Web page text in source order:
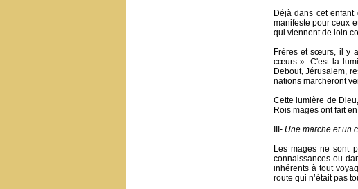
Déjà dans cet
manifeste pour ceux
qui viennent de loin
Frères et sœurs, il y
cœurs ». C'est la
Debout, Jérusalem,
nations marcheront
Cette lumière de
Rois mages ont fait
III- Une marche et un
Les mages ne sont
connaissances ou
inhérents à tout
route qui n’était pas